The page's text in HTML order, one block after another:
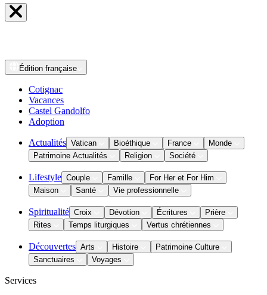
Édition française
Cotignac
Vacances
Castel Gandolfo
Adoption
Actualités Vatican Bioéthique France
Monde
Patrimoine Actualités
Religion Société
Lifestyle Couple Famille
For Her et For Him
Maison
Santé Vie professionnelle
Spiritualité Croix Dévotion Écritures
Prière
Rites
Temps liturgiques Vertus chrétiennes
Découvertes Arts Histoire
Patrimoine Culture
Sanctuaires
Voyages
Services